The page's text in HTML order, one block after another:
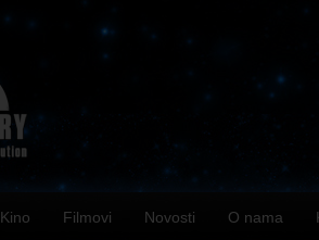
Kino Filmovi Novosti O nama